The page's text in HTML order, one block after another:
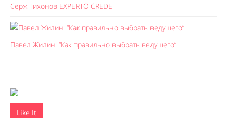
Серж Тихонов EXPERTO CREDE
Павел Жилин: “Как правильно выбрать ведущего”
Like It